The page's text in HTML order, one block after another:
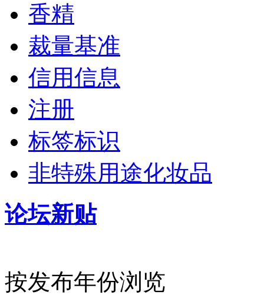
香精
裁量基准
信用信息
注册
标签标识
非特殊用途化妆品
论坛新贴
按发布年份浏览